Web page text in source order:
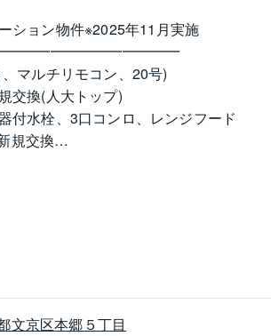
ション物件※2025年11月実施
マルチリモコン、20号)
交換(人大トップ)
付水栓、3口コンロ、レンジフード
規交換
利用可≫
都営大江戸線「本郷三丁目」駅　徒歩3分
文京区本郷５丁目